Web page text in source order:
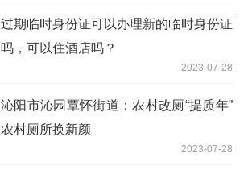
过期临时身份证可以办理新的临时身份证
吗，可以住酒店吗？
2023-07-28
沁阳市沁园覃怀街道：农村改厕“提质年”
农村厕所换新颜
2023-07-28